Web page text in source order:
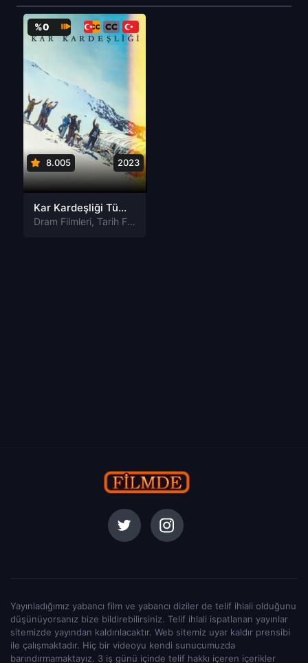
%0
8.005 2023
Kar Kardeşliği Türkçe Dublaj izle
Dram Filmleri, Tarih Filmleri
Yayınladığımız yabancı film ve yabancı diziler de telif ihlali olduğunu
düşünüyorsanız bize bildirebilirsiniz. Telif ihlali ispatlanan yayınlar
sitemizde yayından kaldırılacaktır. Web sitemiz uyar kaldır prensibi
ile çalışmaktadır. Hiç bir videoyu kendi sunucumuzda
barındırmamaktayız. 3 iş günü içinde telif hakkı içeren içerikler